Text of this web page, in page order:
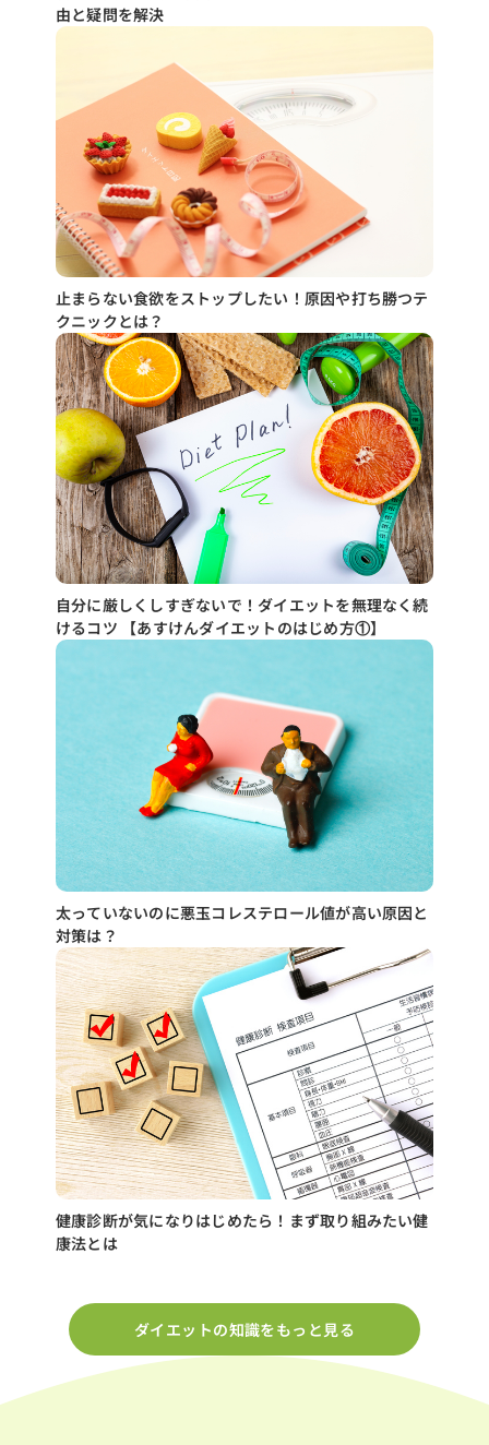
由と疑問を解決
止まらない食欲をストップしたい！原因や打ち勝つテ
クニックとは？
自分に厳しくしすぎないで！ダイエットを無理なく続
けるコツ 【あすけんダイエットのはじめ方①】
太っていないのに悪玉コレステロール値が高い原因と
対策は？
健康診断が気になりはじめたら！まず取り組みたい健
康法とは
ダイエットの知識をもっと見る